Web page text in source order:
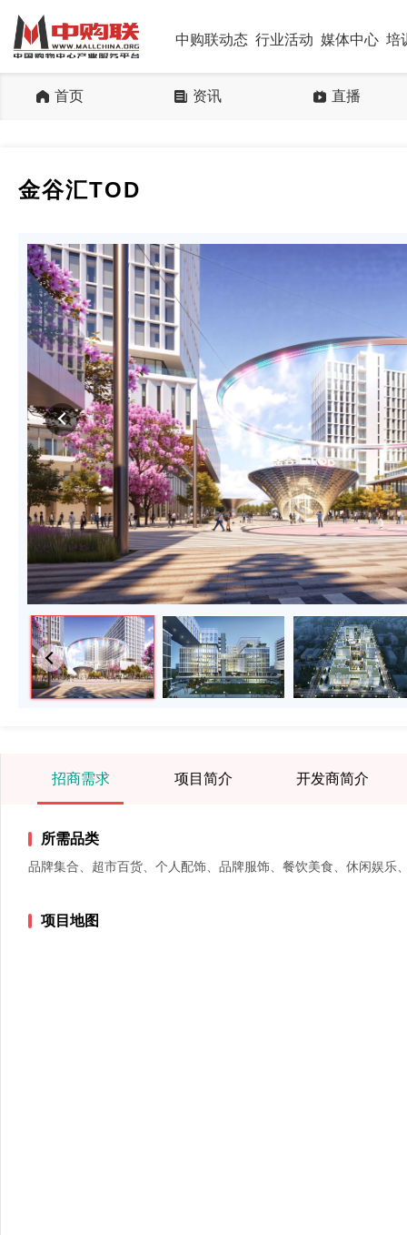
中购联动态 行业活动 媒体中心 培
首页 资讯 直播
金谷汇TOD
招商需求 项目简介 开发商简介
所需品类
品牌集合、超市百货、个人配饰、品牌服饰、餐饮美食、休闲娱乐
项目地图